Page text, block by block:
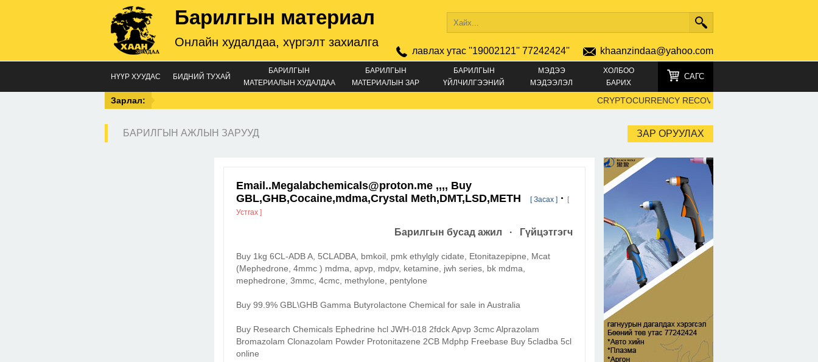
Барилгын материал
Онлайн худалдаа, хүргэлт захиалга
лавлах утас ''19002121'' 77242424'' khaanzindaa@yahoo.com
НҮҮР ХУУДАС БИДНИЙ ТУХАЙ
БАРИЛГЫН
МАТЕРИАЛЫН ХУДАЛДАА
БАРИЛГЫН
МАТЕРИАЛЫН ЗАР
БАРИЛГЫН
ҮЙЛЧИЛГЭЭНИЙ
МЭДЭЭ
МЭДЭЭЛЭЛ
ХОЛБОО
БАРИХ
САГС
Зарлал: CRYPTOCURRENCY RECOVERY SERVICES FOR
ЗАР ОРУУЛАХ
БАРИЛГЫН АЖЛЫН ЗАРУУД
Email..Megalabchemicals@proton.me ,,,, Buy
GBL,GHB,Cocaine,mdma,Crystal Meth,DMT,LSD,METH
[ Засах ] ·
[
Устгах ]
Барилгын бусад ажил · Гүйцэтгэгч
Buy 1kg 6CL-ADB A, 5CLADBA, bmkoil, pmk ethylgly cidate, Etonitazepipne, Mcat
(Mephedrone, 4mmc ) mdma, apvp, mdpv, ketamine, jwh series, bk mdma,
mephedrone, 3mmc, 4cmc, methylone, pentylone
Buy 99.9% GBL\GHB Gamma Butyrolactone Chemical for sale in Australia
Buy Research Chemicals Ephedrine hcl JWH-018 2fdck Apvp 3cmc Alprazolam
Bromazolam Clonazolam Powder Protonitazene 2CB Mdphp Freebase Buy 5cladba 5cl
online